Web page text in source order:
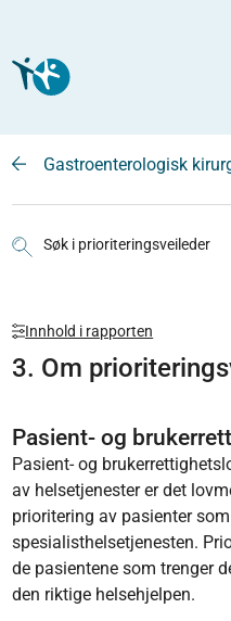
Gastroenterologisk
Søk i prioriteringsveileder
Innhold i rapporten
3. Om
Pasient- og
Pasient- og
av helsetjenester er det
prioritering av pasienter
spesialisthelsetjenesten.
de pasientene som trenger
den riktige helsehjelpen.